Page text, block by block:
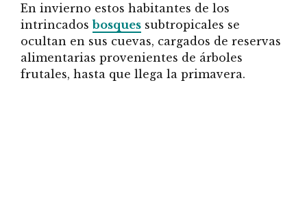
En invierno estos habitantes de los
intrincadosbosques subtropicales se
ocultan en sus cuevas, cargados de reservas
alimentarias provenientes de árboles
frutales, hasta que llega la primavera.